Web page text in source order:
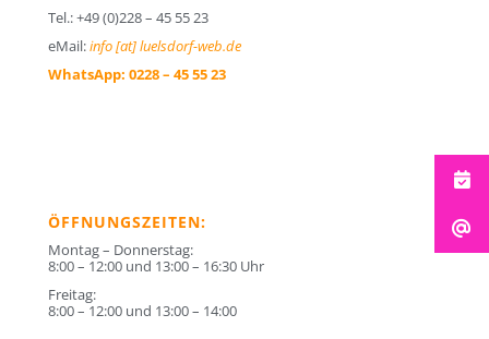
Tel.: +49 (0)228 – 45 55 23
eMail:info [at] luelsdorf-web.de
WhatsApp: 0228 – 45 55 23
ÖFFNUNGSZEITEN:
Montag – Donnerstag:
8:00 – 12:00 und 13:00 – 16:30 Uhr
Freitag:
8:00 – 12:00 und 13:00 – 14:00